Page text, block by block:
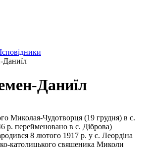
Даниїл
Миколая-Чудотворця (19 грудня) в с.
перейменовано в с. Діброва)
8 лютого 1917 р. у с. Леордіна
католицького священика Миколи